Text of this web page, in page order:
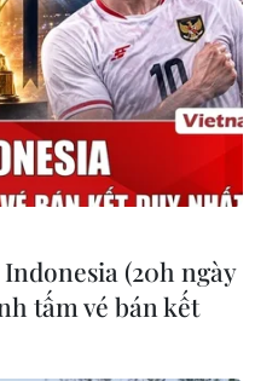
thị dưới
vào
(20h ngày
tấm vé bán kết